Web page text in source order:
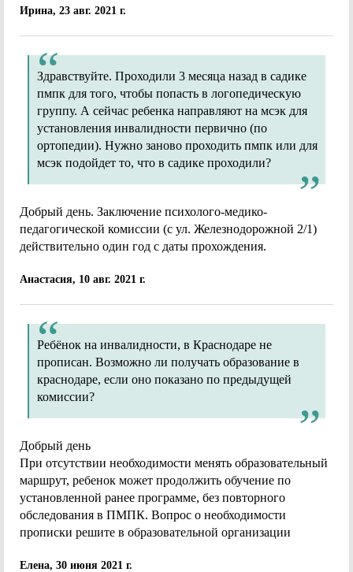
Ирина, 23 авг. 2021 г.
Здравствуйте. Проходили 3 месяца назад в садике
пмпк для того, чтобы попасть в логопедическую
группу. А сейчас ребенка направляют на мсэк для
установления инвалидности первично (по
ортопедии). Нужно заново проходить пмпк или для
мсэк подойдет то, что в садике проходили?
Добрый день. Заключение психолого-медико-
педагогической комиссии (с ул. Железнодорожной 2/1)
действительно один год с даты прохождения.
Анастасия, 10 авг. 2021 г.
Ребёнок на инвалидности, в Краснодаре не
прописан. Возможно ли получать образование в
краснодаре, если оно показано по предыдущей
комиссии?
Добрый день
При отсутствии необходимости менять образовательный
маршрут, ребенок может продолжить обучение по
установленной ранее программе, без повторного
обследования в ПМПК. Вопрос о необходимости
прописки решите в образовательной организации
Елена, 30 июня 2021 г.